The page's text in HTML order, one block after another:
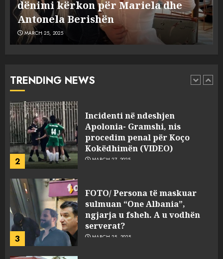
Dumanit flet për PERSONAT që e
plagosën!
MARCH 25, 2025
TRENDING NEWS
5
plagosën!
MARCH 25, 2025
1
Punonjësja e UKT akuzon
pasuri të pajustifikuar
2
Incidenti në ndeshjen
Apolonia- Gramshi, nis
procedim penal për Koço
Kokëdhimën (VIDEO)
MARCH 27, 2025
3
FOTO/ Persona të maskuar
sulmuan “One Albania”,
ngjarja u fsheh. A u vodhën
serverat?
MARCH 25, 2025